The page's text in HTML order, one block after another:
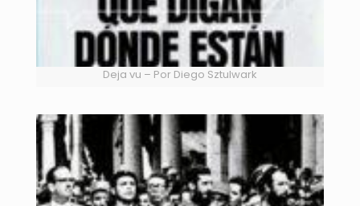
Deja vu – Por Diego Sztulwark